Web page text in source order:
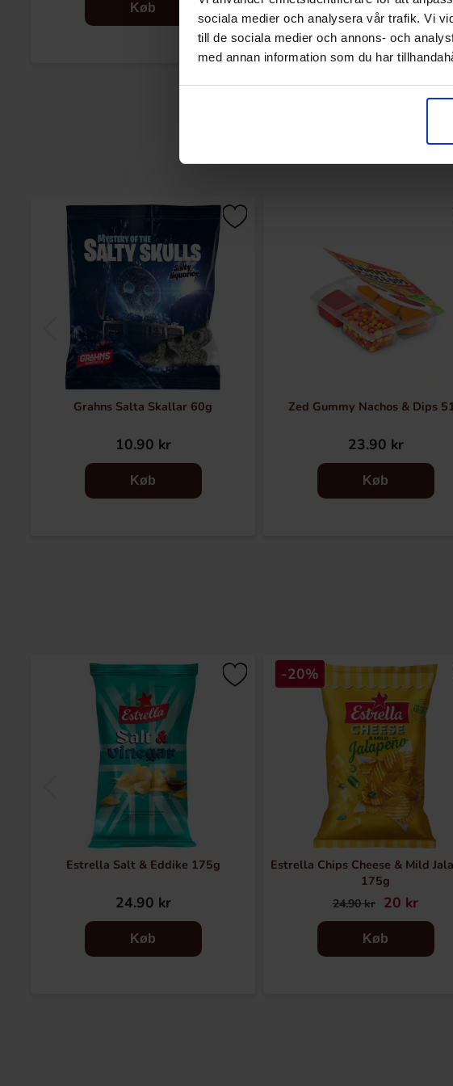
sociala medier och analysera vår trafik. Vi
till de sociala medier och annons- och
med annan information som du har
Køb Køb
Grahns Salta Skallar 60g
10.90 kr
Køb
Zed Gummy Nachos & Dips
23.90 kr
Køb
Estrella Salt & Eddike 175g
24.90 kr
Køb
-20%
Estrella Chips Cheese & Mild
175g
24.90 kr 20 kr
Køb